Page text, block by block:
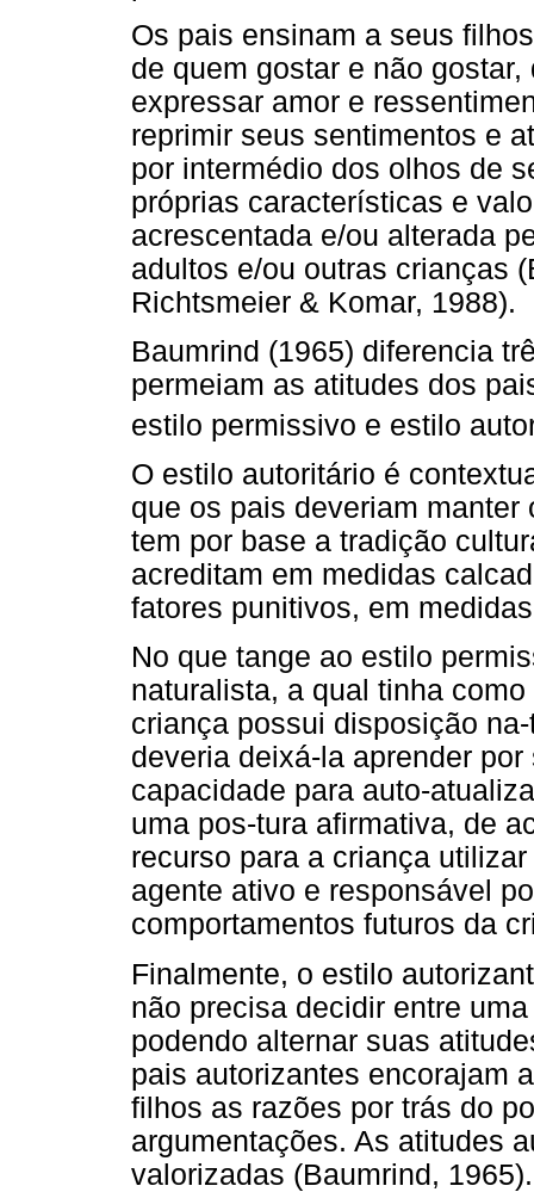
Os pais ensinam a seus
de quem gostar e não
expressar amor e
reprimir seus sentimentos e
por intermédio dos olhos de
próprias características e
acrescentada e/ou alterada
adultos e/ou outras crianças
Richtsmeier & Komar, 1988).
Baumrind (1965) diferencia
permeiam as atitudes dos
estilo permissivo e estilo
O estilo autoritário é
que os pais deveriam manter
tem por base a tradição
acreditam em medidas
fatores punitivos, em
No que tange ao estilo
naturalista, a qual tinha
criança possui disposição
deveria deixá-la aprender
capacidade para auto-
uma pos-tura afirmativa, de
recurso para a criança
agente ativo e responsável
comportamentos futuros da
Finalmente, o estilo
não precisa decidir entre
podendo alternar suas
pais autorizantes encorajam
filhos as razões por trás do
argumentações. As atitudes
valorizadas (Baumrind, 1965).